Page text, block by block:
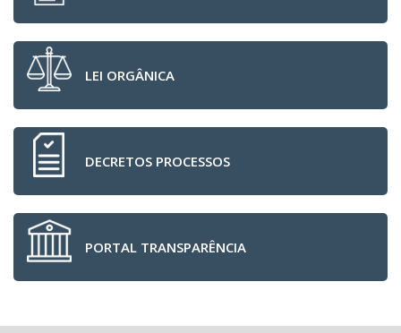
LEI ORGÂNICA
DECRETOS PROCESSOS
PORTAL TRANSPARÊNCIA